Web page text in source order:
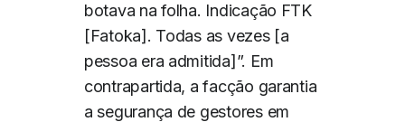
botava na folha. Indicação FTK
[Fatoka]. Todas as vezes [a
pessoa era admitida]”. Em
contrapartida, a facção garantia
a segurança de gestores em